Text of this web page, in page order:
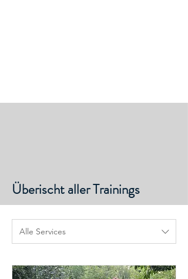
Überischt aller Trainings
Alle Services